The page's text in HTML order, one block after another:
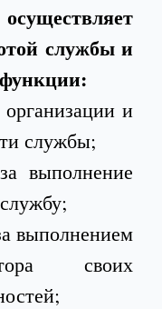
службы и
и
службы;
выполнение
выполнением
своих